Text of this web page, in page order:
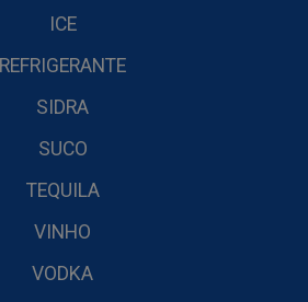
ICE
REFRIGERANTE
SIDRA
SUCO
TEQUILA
VINHO
VODKA